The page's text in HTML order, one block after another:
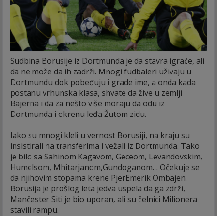
Sudbina Borusije iz Dortmunda je da stavra igrače, ali
da ne može da ih zadrži. Mnogi fudbaleri uživaju u
Dortmundu dok pobeđuju i grade ime, a onda kada
postanu vrhunska klasa, shvate da žive u zemlji
Bajerna i da za nešto više moraju da odu iz
Dortmunda i okrenu leđa Žutom zidu.
Iako su mnogi kleli u vernost Borusiji, na kraju su
insistirali na transferima i vežali iz Dortmunda. Tako
je bilo sa Sahinom,Kagavom, Geceom, Levandovskim,
Humelsom, Mhitarjanom,Gundoganom… Očekuje se
da njihovim stopama krene PjerEmerik Ombajen.
Borusija je prošlog leta jedva uspela da ga zdrži,
Mančester Siti je bio uporan, ali su čelnici Milionera
stavili rampu.